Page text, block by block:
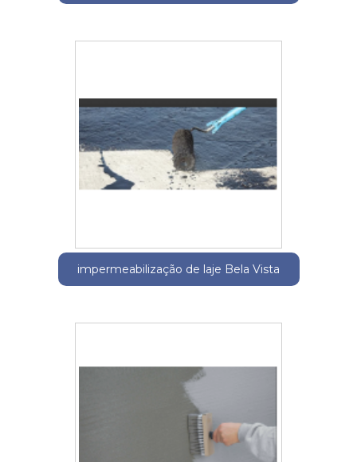
impermeabilização de laje Bela Vista